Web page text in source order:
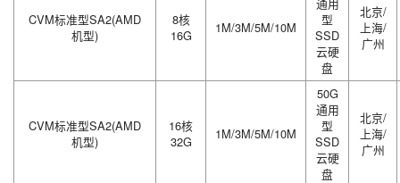
CVM标准型SA2(AMD
机型)
8核
16G
1M/3M/5M/10M
型
SSD
云硬
盘
北京/
上海/
广州
CVM标准型SA2(AMD
机型)
16核
32G
1M/3M/5M/10M
50G
通用
型
SSD
云硬
盘
北京/
上海/
广州